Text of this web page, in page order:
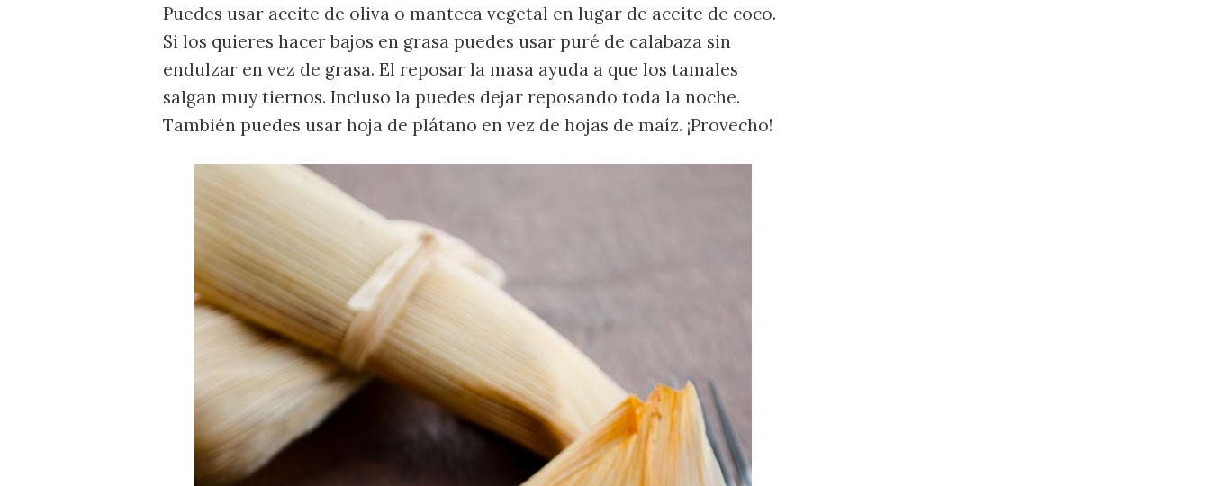
Puedes usar aceite de oliva o manteca vegetal en lugar de aceite de coco.
Si los quieres hacer bajos en grasa puedes usar puré de calabaza sin
endulzar en vez de grasa. El reposar la masa ayuda a que los tamales
salgan muy tiernos. Incluso la puedes dejar reposando toda la noche.
También puedes usar hoja de plátano en vez de hojas de maíz. ¡Provecho!